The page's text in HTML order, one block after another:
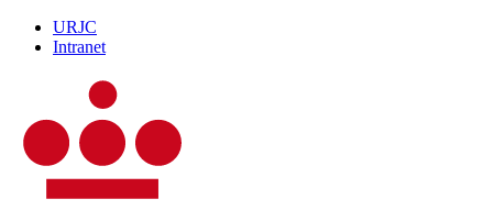
URJC
Intranet